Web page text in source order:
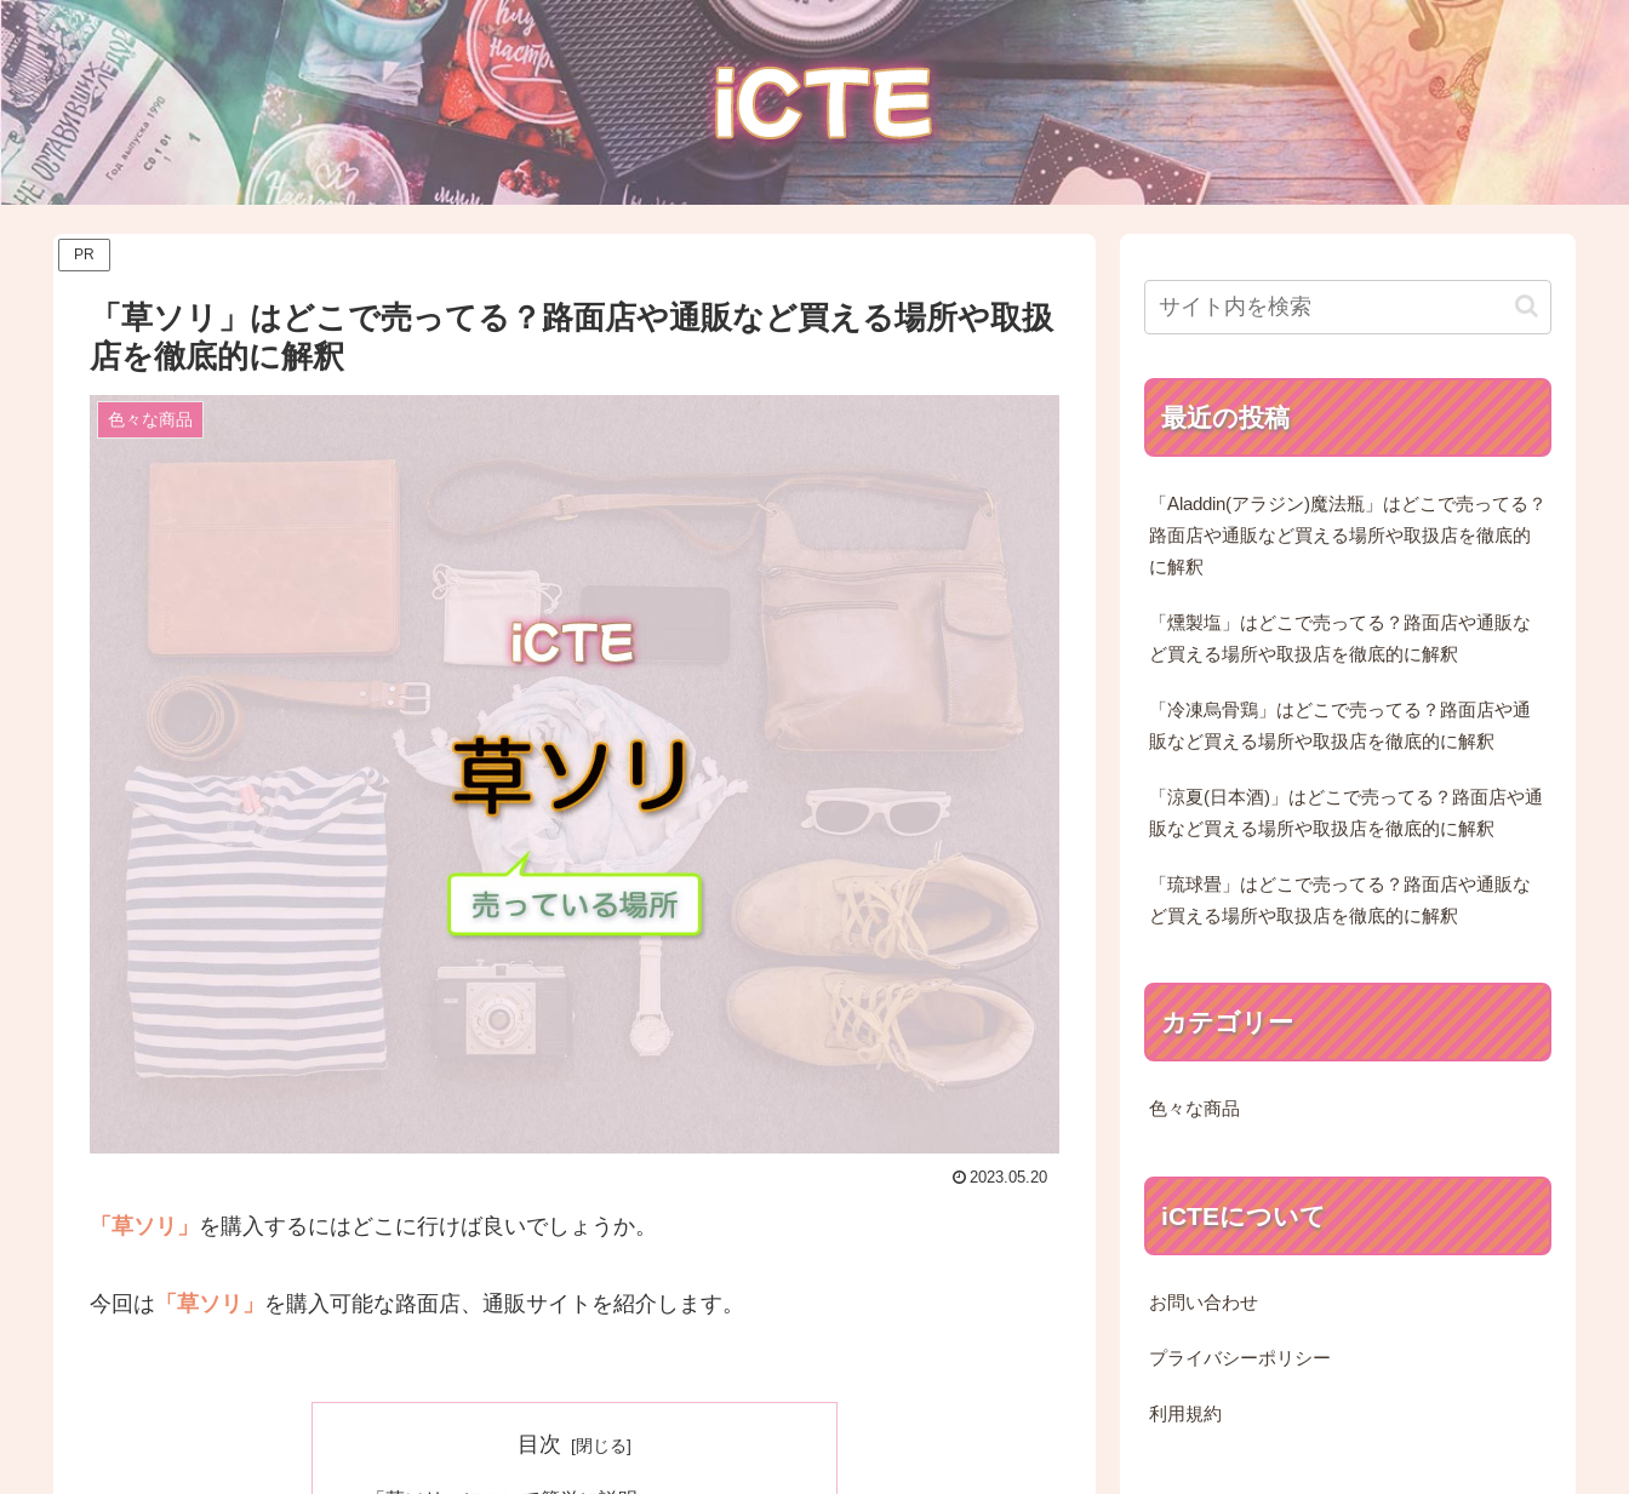
PR
「草ソリ」はどこで売ってる？路面店や通販など買える場所や取扱
店を徹底的に解釈
色々な商品
2023.05.20
「草ソリ」 を購入するにはどこに行けば良いでしょうか。
今回は 「草ソリ」 を購入可能な路面店、通販サイトを紹介します。
目次
最近の投稿
「Aladdin(アラジン)魔法瓶」はどこで売ってる？
路面店や通販など買える場所や取扱店を徹底的
に解釈
「燻製塩」はどこで売ってる？路面店や通販な
ど買える場所や取扱店を徹底的に解釈
「冷凍烏骨鶏」はどこで売ってる？路面店や通
販など買える場所や取扱店を徹底的に解釈
「涼夏(日本酒)」はどこで売ってる？路面店や通
販など買える場所や取扱店を徹底的に解釈
「琉球畳」はどこで売ってる？路面店や通販な
ど買える場所や取扱店を徹底的に解釈
カテゴリー
色々な商品
iCTEについて
お問い合わせ
プライバシーポリシー
利用規約